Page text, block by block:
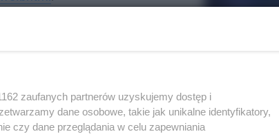
choć nietypowym
w smukłej pionowej
każdy skrawek miejsca
wygodę
zaufanych partnerów uzyskujemy dostęp i
dane osobowe, takie jak unikalne identyfikatory,
czy dane przeglądania w celu zapewniania